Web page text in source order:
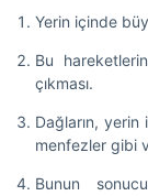
Yerin içinde
Bu
çıkması.
Dağların,
menfezler gibi
Bunun